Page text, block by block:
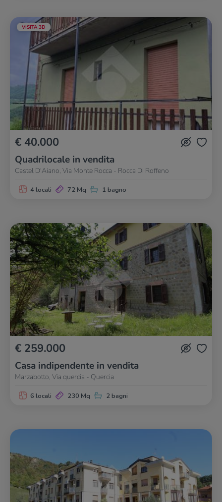
VISITA 3D
€ 40.000
Quadrilocale in vendita
Castel D'Aiano, Via Monte Rocca - Rocca Di Roffeno
4 locali 72 Mq 1 bagno
€ 259.000
Casa indipendente in vendita
Marzabotto, Via quercia - Quercia
6 locali 230 Mq 2 bagni